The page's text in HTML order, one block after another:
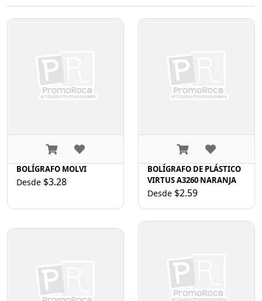
BOLÍGRAFO MOLVI
Desde $3.28
BOLÍGRAFO DE PLÁSTICO
VIRTUS A3260 NARANJA
Desde $2.59